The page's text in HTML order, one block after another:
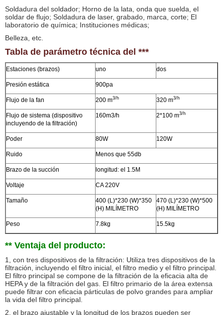
Soldadura del soldador; Horno de la lata, onda que suelda, el
soldar de flujo; Soldadura de laser, grabado, marca, corte; El
laboratorio de química; Instituciones médicas;
Belleza, etc.
Tabla de parámetro técnica del ***
Estaciones (brazos) uno dos
Presión estática 900pa
Flujo de la fan 200 m3/h 320 m3/h
Flujo de sistema (dispositivo
incluyendo de la filtración)
160m3/h 2*100 m3/h
Poder 80W 120W
Ruido Menos que 55db
Brazo de la succión longitud: el 1.5M
Voltaje CA 220V
Tamaño
400 (L)*230 (W)*350
(H) MILÍMETRO
470 (L)*230 (W)*500
(H) MILÍMETRO
Peso 7.8kg 15.5kg
** Ventaja del producto:
1, con tres dispositivos de la filtración: Utiliza tres dispositivos de la
filtración, incluyendo el filtro inicial, el filtro medio y el filtro principal.
El filtro principal se compone de la filtración de la eficacia alta de
HEPA y de la filtración del gas. El filtro primario de la área extensa
puede filtrar con eficacia párticulas de polvo grandes para ampliar
la vida del filtro principal.
2, el brazo ajustable y la longitud de los brazos pueden ser